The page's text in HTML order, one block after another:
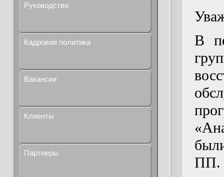
Руководство
Кадровая политика
Вакансии
Клиенты
Партнеры
В
ПП.